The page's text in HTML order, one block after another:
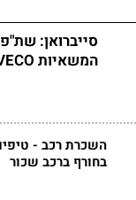
סייברואן:
המשאיות IVECO
השכרת רכב -
בחורף ברכב שכור